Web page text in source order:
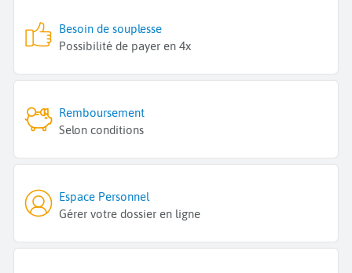
Besoin de souplesse
Possibilité de payer en 4x
Remboursement
Selon conditions
Espace Personnel
Gérer votre dossier en ligne